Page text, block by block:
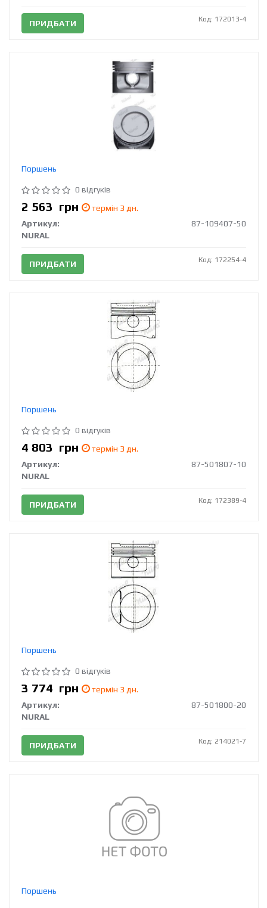
ПРИДБАТИ Код: 172013-4
Поршень
0 відгуків
2 563 грн
термін 3 дн.
Артикул:
87-109407-50
NURAL
ПРИДБАТИ Код: 172254-4
Поршень
0 відгуків
4 803 грн
термін 3 дн.
Артикул:
87-501807-10
NURAL
ПРИДБАТИ Код: 172389-4
Поршень
0 відгуків
3 774 грн
термін 3 дн.
Артикул:
87-501800-20
NURAL
ПРИДБАТИ Код: 214021-7
Поршень